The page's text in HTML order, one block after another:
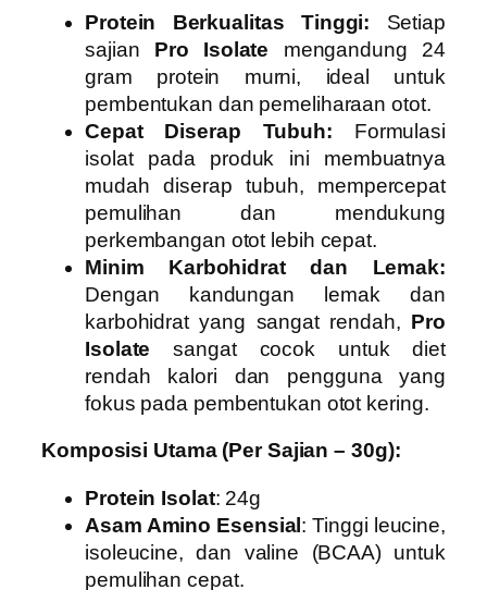
Protein Berkualitas Tinggi: Setiap
sajian Pro Isolate mengandung 24
gram protein murni, ideal untuk
pembentukan dan pemeliharaan otot.
Cepat Diserap Tubuh: Formulasi
isolat pada produk ini membuatnya
mudah diserap tubuh, mempercepat
pemulihan dan mendukung
perkembangan otot lebih cepat.
Minim Karbohidrat dan Lemak:
Dengan kandungan lemak dan
karbohidrat yang sangat rendah, Pro
Isolate sangat cocok untuk diet
rendah kalori dan pengguna yang
fokus pada pembentukan otot kering.
Komposisi Utama (Per Sajian – 30g):
Protein Isolat: 24g
Asam Amino Esensial: Tinggi leucine,
isoleucine, dan valine (BCAA) untuk
pemulihan cepat.